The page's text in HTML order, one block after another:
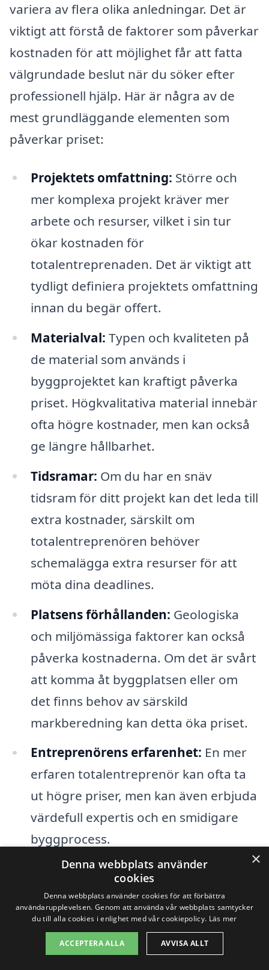
variera av flera olika anledningar. Det är
viktigt att förstå de faktorer som påverkar
kostnaden för att möjlighet får att fatta
välgrundade beslut när du söker efter
professionell hjälp. Här är några av de
mest grundläggande elementen som
påverkar priset:
Projektets omfattning: Större och
mer komplexa projekt kräver mer
arbete och resurser, vilket i sin tur
ökar kostnaden för
totalentreprenaden. Det är viktigt att
tydligt definiera projektets omfattning
innan du begär offert.
Materialval: Typen och kvaliteten på
de material som används i
byggprojektet kan kraftigt påverka
priset. Högkvalitativa material innebär
ofta högre kostnader, men kan också
ge längre hållbarhet.
Tidsramar: Om du har en snäv
tidsram för ditt projekt kan det leda till
extra kostnader, särskilt om
totalentreprenören behöver
schemalägga extra resurser för att
möta dina deadlines.
Platsens förhållanden: Geologiska
och miljömässiga faktorer kan också
påverka kostnaderna. Om det är svårt
att komma åt byggplatsen eller om
det finns behov av särskild
markberedning kan detta öka priset.
Entreprenörens erfarenhet: En mer
erfaren totalentreprenör kan ofta ta
ut högre priser, men kan även erbjuda
värdefull expertis och en smidigare
byggprocess.
För att få en rättvis prisuppskattning är
det klokt att be om flera erbjudanden från
olika entreprenörer i Trödje. Detta ger dig
möjlighet att jämföra priser och tjänster
×
Denna webbplats använder
cookies
Denna webbplats använder cookies för att förbättra
användarupplevelsen. Genom att använda vår webbplats samtycker
du till alla cookies i enlighet med vår cookiepolicy. Läs mer
ACCEPTERA ALLA AVVISA ALLT